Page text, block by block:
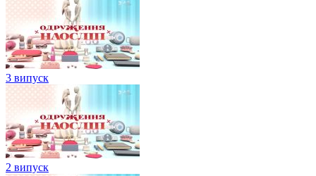
3 випуск
2 випуск